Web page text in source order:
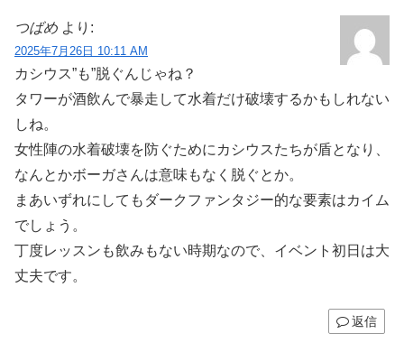
つばめ より:
2025年7月26日 10:11 AM
カシウス”も”脱ぐんじゃね？
タワーが酒飲んで暴走して水着だけ破壊するかもしれない
しね。
女性陣の水着破壊を防ぐためにカシウスたちが盾となり、
なんとかボーガさんは意味もなく脱ぐとか。
まあいずれにしてもダークファンタジー的な要素はカイム
でしょう。
丁度レッスンも飲みもない時期なので、イベント初日は大
丈夫です。
返信